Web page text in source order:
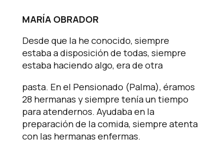
MARÍA OBRADOR
Desde que la he conocido, siempre
estaba a disposición de todas, siempre
estaba haciendo algo, era de otra
pasta. En el Pensionado (Palma), éramos
28 hermanas y siempre tenía un tiempo
para atendernos. Ayudaba en la
preparación de la comida, siempre atenta
con las hermanas enfermas.